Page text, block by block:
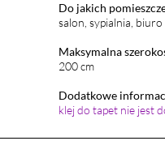
Do jakich
salon, sypialnia, biuro
Maksymalna
200 cm
Dodatkowe
klej do tapet nie jest